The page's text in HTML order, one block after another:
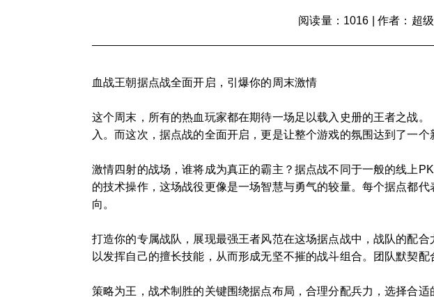
阅读量：1016 |作者：超
血战王朝据点战全面开启，引爆你的周末激情
这个周末，所有的热血玩家都在期待一场足以载入史册的王者之战
入。而这次，据点战的全面开启，更是让整个游戏的氛围达到了一个
激情四射的战场，谁将成为真正的霸主？据点战不同于一般的线上
的技术操作，这场战役更像是一场智慧与勇气的较量。每个据点都
向。
打造你的专属战队，展现最强王者风范在这场据点战中，战队的配
以发挥自己的擅长技能，从而形成无坚不摧的战斗组合。团队默契
策略为王，战术制胜的关键围绕据点布局，合理分配兵力，选择合